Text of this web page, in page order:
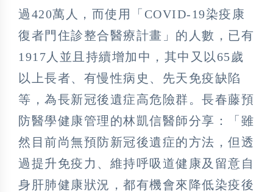
過420萬人，而使用「COVID-19染疫康
復者門住診整合醫療計畫」的人數，已有
1917人並且持續增加中，其中又以65歲
以上長者、有慢性病史、先天免疫缺陷
等，為長新冠後遺症高危險群。長春藤預
防醫學健康管理的林凱信醫師分享：「雖
然目前尚無預防新冠後遺症的方法，但透
過提升免疫力、維持呼吸道健康及留意自
身肝肺健康狀況，都有機會來降低染疫後